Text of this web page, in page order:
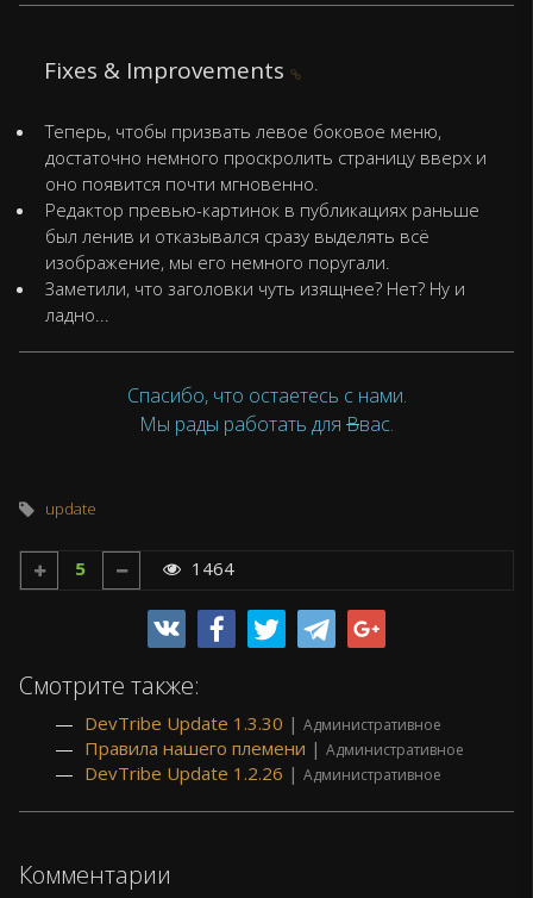
Fixes & Improvements
Теперь, чтобы призвать левое боковое меню,
достаточно немного проскролить страницу вверх и
оно появится почти мгновенно.
Редактор превью-картинок в публикациях раньше
был ленив и отказывался сразу выделять всё
изображение, мы его немного поругали.
Заметили, что заголовки чуть изящнее? Нет? Ну и
ладно...
Спасибо, что остаетесь с нами.
Мы рады работать для Ввас.
update
5 1464
Смотрите также:
DevTribe Update 1.3.30 | Административное
Правила нашего племени | Административное
DevTribe Update 1.2.26 | Административное
Комментарии